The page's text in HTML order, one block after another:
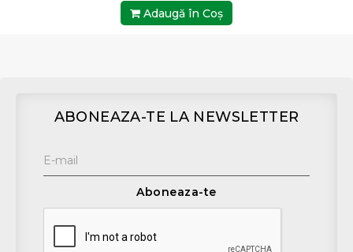
Adaugă în Coş
ABONEAZA-TE LA NEWSLETTER
Aboneaza-te